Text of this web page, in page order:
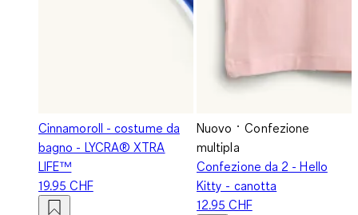
Cinnamoroll - costume da
bagno - LYCRA® XTRA
LIFE™
19.95 CHF
Nuovo
Confezione
multipla
Confezione da 2 - Hello
Kitty - canotta
12.95 CHF